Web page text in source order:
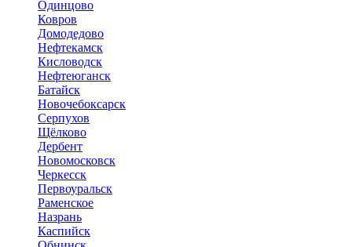
Одинцово
Ковров
Домодедово
Нефтекамск
Кисловодск
Нефтеюганск
Батайск
Новочебоксарск
Серпухов
Щёлково
Дербент
Новомосковск
Черкесск
Первоуральск
Раменское
Назрань
Каспийск